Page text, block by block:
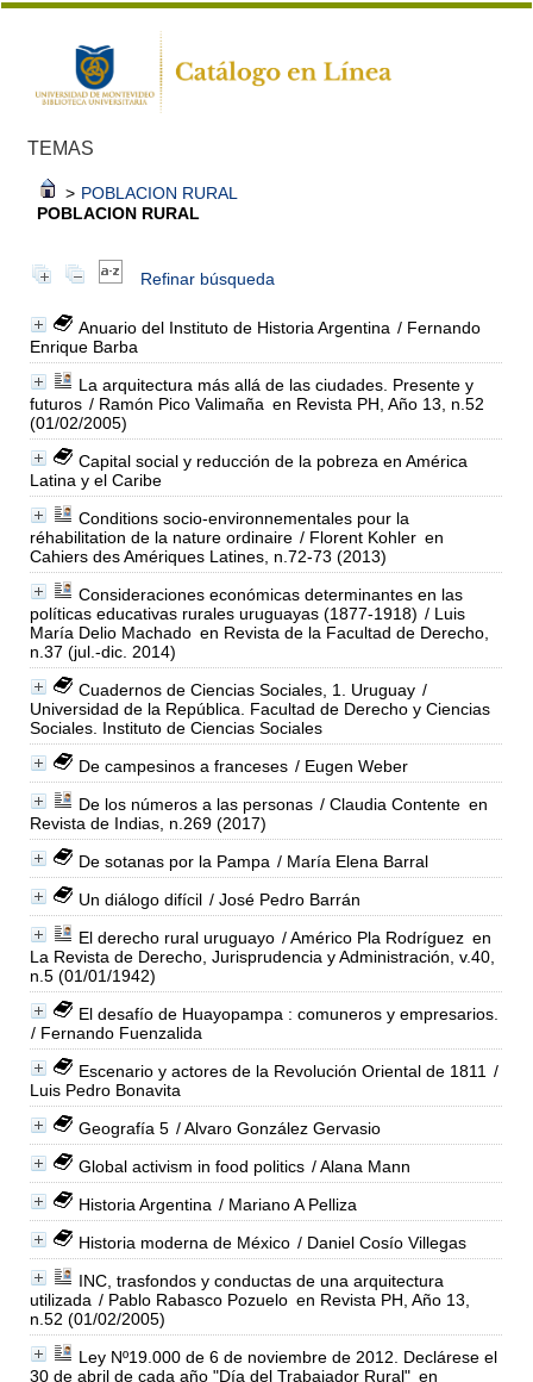
TEMAS
> POBLACION RURAL
POBLACION RURAL
Refinar búsqueda
Anuario del Instituto de Historia Argentina / Fernando
Enrique Barba
La arquitectura más allá de las ciudades. Presente y
futuros / Ramón Pico Valimaña en Revista PH, Año 13, n.52
(01/02/2005)
Capital social y reducción de la pobreza en América
Latina y el Caribe
Conditions socio-environnementales pour la
réhabilitation de la nature ordinaire / Florent Kohler en
Cahiers des Amériques Latines, n.72-73 (2013)
Consideraciones económicas determinantes en las
políticas educativas rurales uruguayas (1877-1918) / Luis
María Delio Machado en Revista de la Facultad de Derecho,
n.37 (jul.-dic. 2014)
Cuadernos de Ciencias Sociales, 1. Uruguay /
Universidad de la República. Facultad de Derecho y Ciencias
Sociales. Instituto de Ciencias Sociales
De campesinos a franceses / Eugen Weber
De los números a las personas / Claudia Contente en
Revista de Indias, n.269 (2017)
De sotanas por la Pampa / María Elena Barral
Un diálogo difícil / José Pedro Barrán
El derecho rural uruguayo / Américo Pla Rodríguez en
La Revista de Derecho, Jurisprudencia y Administración, v.40,
n.5 (01/01/1942)
El desafío de Huayopampa : comuneros y empresarios.
/ Fernando Fuenzalida
Escenario y actores de la Revolución Oriental de 1811 /
Luis Pedro Bonavita
Geografía 5 / Alvaro González Gervasio
Global activism in food politics / Alana Mann
Historia Argentina / Mariano A Pelliza
Historia moderna de México / Daniel Cosío Villegas
INC, trasfondos y conductas de una arquitectura
utilizada / Pablo Rabasco Pozuelo en Revista PH, Año 13,
n.52 (01/02/2005)
Ley Nº19.000 de 6 de noviembre de 2012. Declárese el
30 de abril de cada año "Día del Trabajador Rural" en